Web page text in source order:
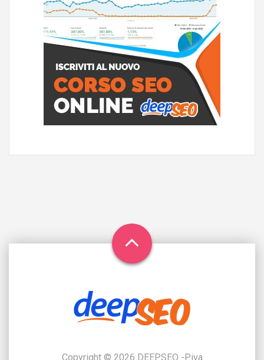
Copyright © 2026 DEEPSEO -P.iva